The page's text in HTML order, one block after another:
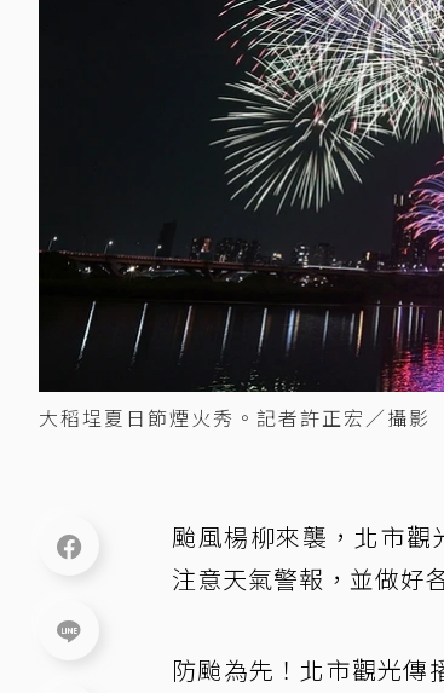
大稻埕夏日節煙火秀。記者許正宏／攝影
颱風楊柳來襲，北市
注意天氣警報，並做好
防颱為先！北市觀光